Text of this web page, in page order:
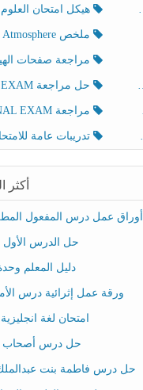
هيكل امتحان العلوم المتكاملة
ملخص Effect of Atmosphere حسب الهيكل الوزاري العلوم المتكاملة الصف الخامس انسبير الفصل الثالث
مراجعة صفحات الهيكل العلوم
حل مراجعة FINAL EXAMاللغة الإنجليزية الصف الخامس الفصل الثالث
مراجعة FINAL EXAMاللغة الإنجليزية الصف الخامس الفصل الثالث
تدريبات عامة للامتحان
أكثر
أوراق عمل درس المفعول
حل الدرس الأول
دليل المعلم
ورقة عمل إثرائية درس
امتحان لغة
حل درس أصحاب
حل درس فاطمة بنت